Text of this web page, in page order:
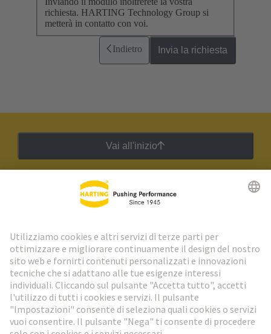
richiesta. HARTING Technology Group si
metterà in contatto con voi.
Indietro Invia la richiesta
Vai all'inizio
Newsletter HARTING
Vai al registrazione
Social Media